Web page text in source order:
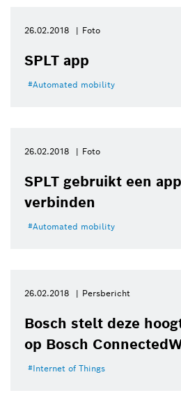
26.02.2018 Foto
SPLT app
Automated mobility
26.02.2018 Foto
SPLT gebruikt een
verbinden
Automated mobility
26.02.2018 Persbericht
Bosch stelt deze
op Bosch
Internet of Things